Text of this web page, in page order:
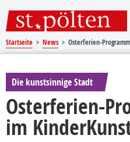
Startseite News Osterferien-
Die kunstsinnige Stadt
Osterferien-
im